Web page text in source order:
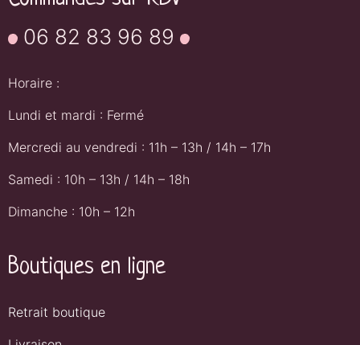
06 82 83 96 89
Horaire :
Lundi et mardi : Fermé
Mercredi au vendredi : 11h – 13h / 14h – 17h
Samedi : 10h – 13h / 14h – 18h
Dimanche : 10h – 12h
Boutiques en ligne
Retrait boutique